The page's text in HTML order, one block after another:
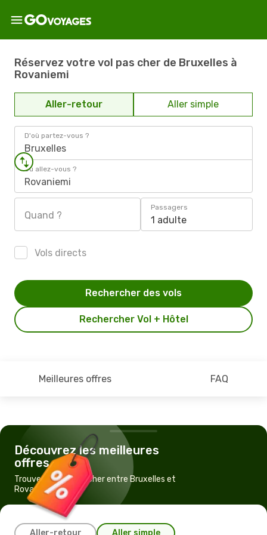
Réservez votre vol pas cher de Bruxelles à
Rovaniemi
Aller-retour Aller simple
D'où partez-vous ?
Bruxelles
Où allez-vous ?
Rovaniemi
Quand ?
Passagers
1 adulte
Vols directs
Rechercher Vol + Hôtel
Rechercher des vols
Meilleures offres FAQ
Découvrez les meilleures
offres
Trouvez un vol pas cher entre Bruxelles et
Rovaniemi
Aller-retour Aller simple